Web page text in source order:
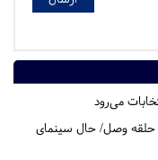
می‌رود
حلقه وصل/ حال سینمای